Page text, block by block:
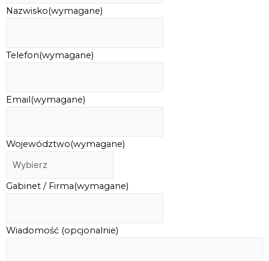
Nazwisko(wymagane)
Telefon(wymagane)
Email(wymagane)
Województwo(wymagane)
Gabinet / Firma(wymagane)
Wiadomość (opcjonalnie)